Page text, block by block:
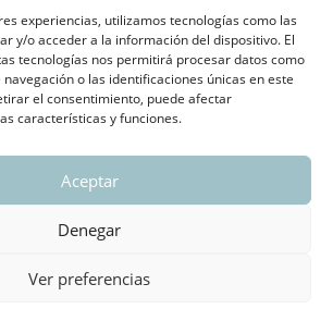
experiencias, utilizamos tecnologías como las
y/o acceder a la información del dispositivo. El
tecnologías nos permitirá procesar datos como
o las identificaciones únicas en este
el consentimiento, puede afectar
características y funciones.
Aceptar
Denegar
Ver preferencias
REGIONAL VALENCIANA DE
política de privacidad